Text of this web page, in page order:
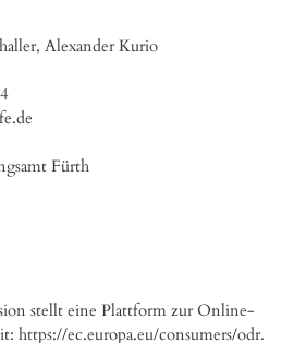
Alexander Kurio
Fürth
stellt eine Plattform zur Online-
https://ec.europa.eu/consumers/odr.